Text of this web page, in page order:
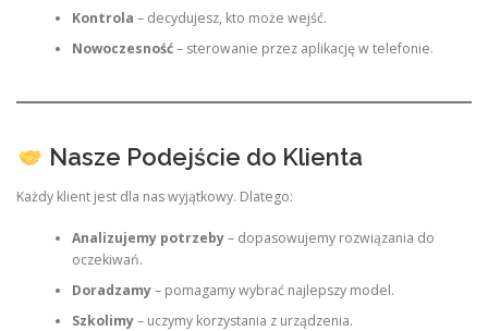
Kontrola – decydujesz, kto może wejść.
Nowoczesność– sterowanie przez aplikację w telefonie.
Nasze Podejście do Klienta
Każdy klient jest dla nas wyjątkowy. Dlatego:
Analizujemy potrzeby– dopasowujemy rozwiązania do
oczekiwań.
Doradzamy– pomagamy wybrać najlepszy model.
Szkolimy– uczymy korzystania z urządzenia.